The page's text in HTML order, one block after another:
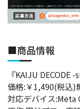
■商品情報
価格:￥1,490(税込)
対応デバイス:Meta
原作:円谷プロ・東
企画:東映アニメー
開発・パブリッシ